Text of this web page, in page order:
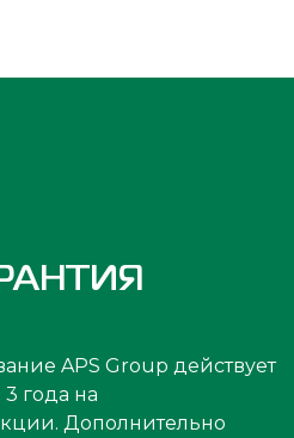
APS Group действует
3 года на
Дополнительно